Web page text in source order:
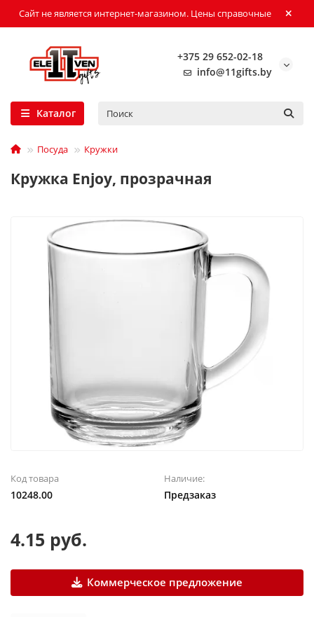
Сайт не является интернет-магазином. Цены справочные
+375 29 652-02-18
info@11gifts.by
Каталог
Посуда Кружки
Кружка Enjoy, прозрачная
Код товара
10248.00
Наличие:
Предзаказ
4.15 руб.
Коммерческое предложение